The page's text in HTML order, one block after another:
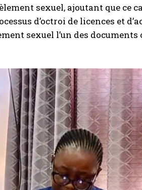
sexuel, ajoutant que ce
d’octroi de licences et
sexuel l’un des